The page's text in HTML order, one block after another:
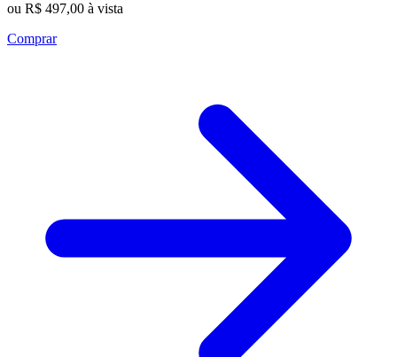
ou R$ 497,00 à vista
Comprar